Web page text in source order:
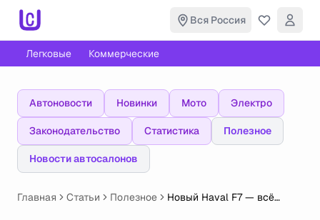
Вся Россия
Легковые Коммерческие
Автоновости Новинки Мото Электро
Законодательство Статистика Полезное
Новости автосалонов
Главная Статьи Полезное
Новый Haval F7 — всё